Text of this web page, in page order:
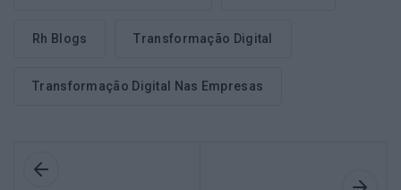
Rh Blogs Transformação Digital
Transformação Digital Nas Empresas